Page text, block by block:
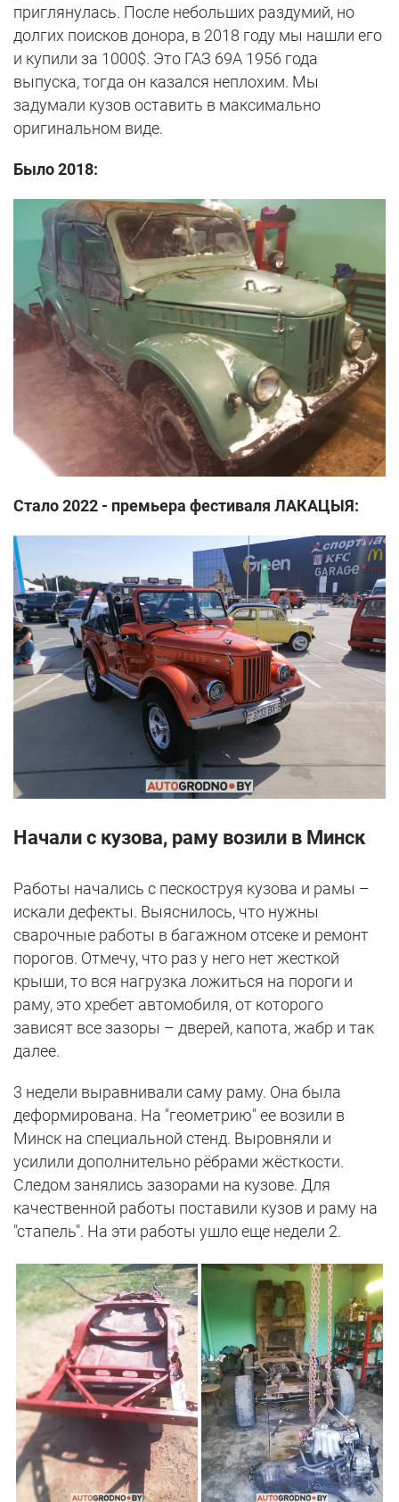
приглянулась. После небольших раздумий, но
долгих поисков донора, в 2018 году мы нашли его
и купили за 1000$. Это ГАЗ 69А 1956 года
выпуска, тогда он казался неплохим. Мы
задумали кузов оставить в максимально
оригинальном виде.
Было 2018:
Стало 2022 - премьера фестиваля ЛАКАЦЫЯ:
Начали с кузова, раму возили в Минск
Работы начались с пескоструя кузова и рамы –
искали дефекты. Выяснилось, что нужны
сварочные работы в багажном отсеке и ремонт
порогов. Отмечу, что раз у него нет жесткой
крыши, то вся нагрузка ложиться на пороги и
раму, это хребет автомобиля, от которого
зависят все зазоры – дверей, капота, жабр и так
далее.
3 недели выравнивали саму раму. Она была
деформирована. На "геометрию" ее возили в
Минск на специальной стенд. Выровняли и
усилили дополнительно рёбрами жёсткости.
Следом занялись зазорами на кузове. Для
качественной работы поставили кузов и раму на
"стапель". На эти работы ушло еще недели 2.